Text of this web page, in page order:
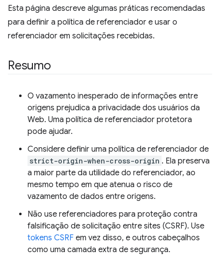
Esta página descreve algumas práticas recomendadas
para definir a política de referenciador e usar o
referenciador em solicitações recebidas.
Resumo
O vazamento inesperado de informações entre
origens prejudica a privacidade dos usuários da
Web. Uma política de referenciador protetora
pode ajudar.
Considere definir uma política de referenciador de
strict-origin-when-cross-origin . Ela preserva
a maior parte da utilidade do referenciador, ao
mesmo tempo em que atenua o risco de
vazamento de dados entre origens.
Não use referenciadores para proteção contra
falsificação de solicitação entre sites (CSRF). Use
tokens CSRF em vez disso, e outros cabeçalhos
como uma camada extra de segurança.